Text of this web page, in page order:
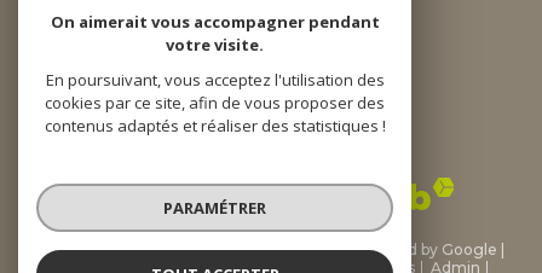
nous
© 2026 | Tous droits réservés | Traduction powered by Google |
Nos honoraires
Plan du site Mentions légales Admin
On aimerait vous accompagner pendant
votre visite.
En poursuivant, vous acceptez l'utilisation des
cookies par ce site, afin de vous proposer des
contenus adaptés et réaliser des statistiques !
PARAMÉTRER